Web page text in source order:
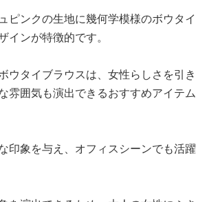
ピンクの生地に幾何学模様のボウタイ
インが特徴的です。
ウタイブラウスは、女性らしさを引き
雰囲気も演出できるおすすめアイテム
印象を与え、オフィスシーンでも活躍